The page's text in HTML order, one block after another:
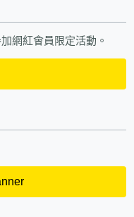
網紅會員限定活動。